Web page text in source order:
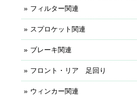
フィルター関連
スプロケット関連
ブレーキ関連
フロント・リア 足回り
ウィンカー関連